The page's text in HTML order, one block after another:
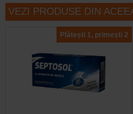
VEZI PRODUSE DIN
Plătești 1, primești 2